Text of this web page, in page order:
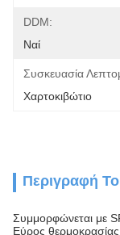
DDM:
Ναί
Συσκευασία
Χαρτοκιβώτιο
Περιγραφή
Συμμορφώνεται με
Εύρος